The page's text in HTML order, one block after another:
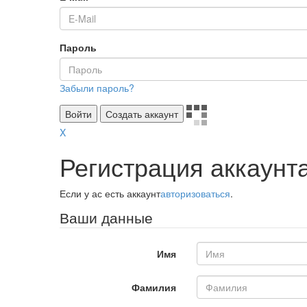
Пароль
Забыли пароль?
Войти
Создать аккаунт
X
Регистрация
Если у ас есть аккаунтавторизоваться.
Ваши данные
Имя
Фамилия